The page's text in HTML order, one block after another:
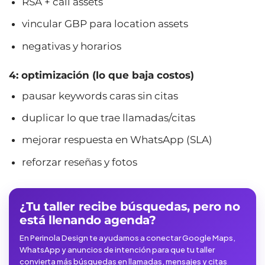
vincular GBP para location assets
negativas y horarios
4: optimización (lo que baja costos)
pausar keywords caras sin citas
duplicar lo que trae llamadas/citas
mejorar respuesta en WhatsApp (SLA)
reforzar reseñas y fotos
¿Tu taller recibe búsquedas, pero no
está llenando agenda?
En Perinola Design te ayudamos a conectar Google Maps,
WhatsApp y anuncios de intención para que tu taller
convierta más búsquedas en llamadas, mensajes y citas